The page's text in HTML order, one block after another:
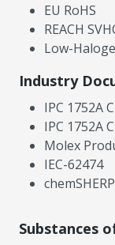
EU RoHS
REACH
Low-
Industry
IPC 1752A
IPC 1752A
Molex
IEC-62474
Substances